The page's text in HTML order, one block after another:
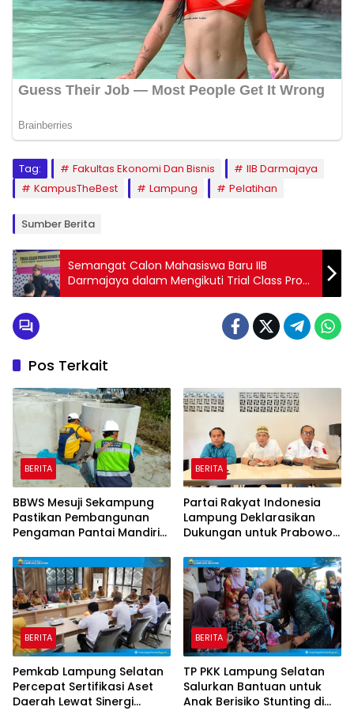
Tag: Fakultas Ekonomi Dan Bisnis
IIB Darmajaya
KampusTheBest
Lampung Pelatihan
Sumber Berita
Semangat Calon Mahasiswa Baru IIB
Darmajaya dalam Mengikuti Trial Class Prodi
Bisnis Digital
Pos Terkait
BERITA
BBWS Mesuji Sekampung
Pastikan Pembangunan
Pengaman Pantai Mandiri
Spesifikasi Teknis
BERITA
Partai Rakyat Indonesia
Lampung Deklarasikan
Dukungan untuk Prabowo
BERITA
Pemkab Lampung Selatan
Percepat Sertifikasi Aset
Daerah Lewat Sinergi
BERITA
TP PKK Lampung Selatan
Salurkan Bantuan untuk
Anak Berisiko Stunting di